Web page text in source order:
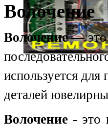
Волочение
Волочение— это
используется
деталей
Волочение - это